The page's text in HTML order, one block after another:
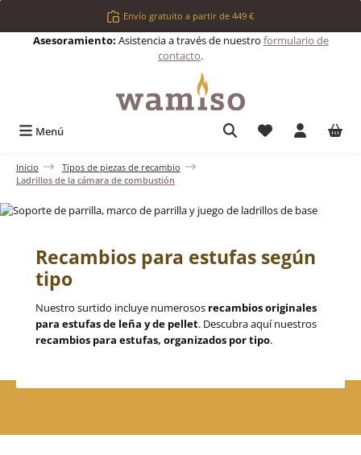
Saltar al contenido principalEnvío gratuito a partir de 449 €
Asesoramiento: Asistencia a través de nuestro formulario de
contacto.
Menú Tienes 0
Inicio
Tipos de piezas de recambio
Ladrillos de la cámara de combustión
Recambios para estufas según
tipo
Nuestro surtido incluye numerosos recambios originales
para estufas de leña y de pellet. Descubra aquí nuestros
recambios para estufas, organizados por tipo.